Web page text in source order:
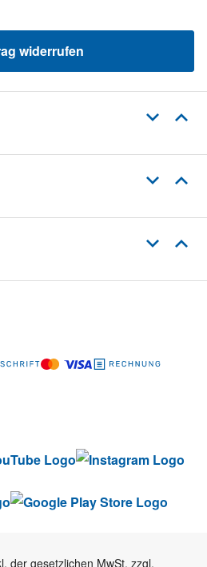
widerrufen
der gesetzlichen MwSt. zzgl.